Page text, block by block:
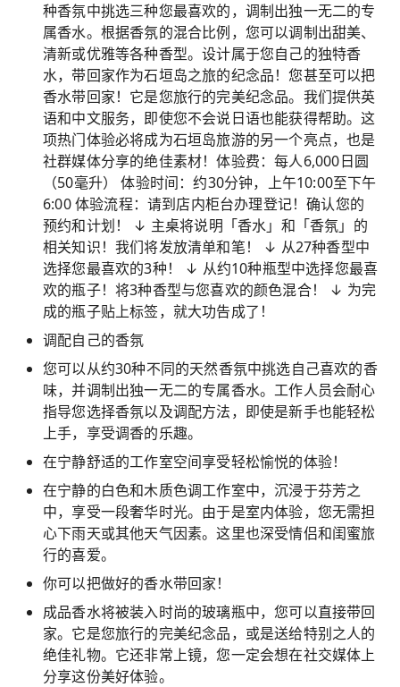
种香氛中挑选三种您最喜欢的，调制出独一无二的专
属香水。根据香氛的混合比例，您可以调制出甜美、
清新或优雅等各种香型。设计属于您自己的独特香
水，带回家作为石垣岛之旅的纪念品！您甚至可以把
香水带回家！它是您旅行的完美纪念品。我们提供英
语和中文服务，即使您不会说日语也能获得帮助。这
项热门体验必将成为石垣岛旅游的另一个亮点，也是
社群媒体分享的绝佳素材！体验费：每人6,000日圆
（50毫升） 体验时间：约30分钟，上午10:00至下午
6:00 体验流程：请到店内柜台办理登记！确认您的
预约和计划！ ↓ 主桌将说明「香水」和「香氛」的
相关知识！我们将发放清单和笔！ ↓ 从27种香型中
选择您最喜欢的3种！ ↓ 从约10种瓶型中选择您最喜
欢的瓶子！将3种香型与您喜欢的颜色混合！ ↓ 为完
成的瓶子贴上标签，就大功告成了！
调配自己的香氛
您可以从约30种不同的天然香氛中挑选自己喜欢的香
味，并调制出独一无二的专属香水。工作人员会耐心
指导您选择香氛以及调配方法，即使是新手也能轻松
上手，享受调香的乐趣。
在宁静舒适的工作室空间享受轻松愉悦的体验！
在宁静的白色和木质色调工作室中，沉浸于芬芳之
中，享受一段奢华时光。由于是室内体验，您无需担
心下雨天或其他天气因素。这里也深受情侣和闺蜜旅
行的喜爱。
你可以把做好的香水带回家！
成品香水将被装入时尚的玻璃瓶中，您可以直接带回
家。它是您旅行的完美纪念品，或是送给特别之人的
绝佳礼物。它还非常上镜，您一定会想在社交媒体上
分享这份美好体验。